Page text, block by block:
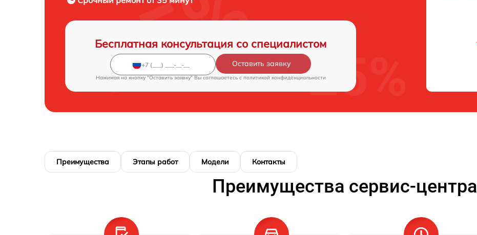
Бесплатная консультация со специалистом
Оставить заявку
Нажимая на кнопку "Оставить заявку" Вы соглашаетесь c политикой конфиденциальности
Преимущества Этапы работ Модели Контакты
Преимущества сервис-центра